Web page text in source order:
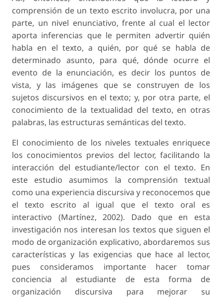
comprensión de un texto escrito involucra, por una
parte, un nivel enunciativo, frente al cual el lector
aporta inferencias que le permiten advertir quién
habla en el texto, a quién, por qué se habla de
determinado asunto, para qué, dónde ocurre el
evento de la enunciación, es decir los puntos de
vista, y las imágenes que se construyen de los
sujetos discursivos en el texto; y, por otra parte, el
conocimiento de la textualidad del texto, en otras
palabras, las estructuras semánticas del texto.
El conocimiento de los niveles textuales enriquece
los conocimientos previos del lector, facilitando la
interacción del estudiante/lector con el texto. En
este estudio asumimos la comprensión textual
como una experiencia discursiva y reconocemos que
el texto escrito al igual que el texto oral es
interactivo (Martínez, 2002). Dado que en esta
investigación nos interesan los textos que siguen el
modo de organización explicativo, abordaremos sus
características y las exigencias que hace al lector,
pues consideramos importante hacer tomar
conciencia al estudiante de esta forma de
organización discursiva para mejorar su